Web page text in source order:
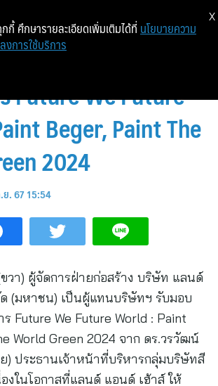
เฮ้าส์ รับมอบรางวัล
Future We Future
Beger, Paint The
2024
. 67 15:54
วา) ผู้จัดการฝ่ายก่อสร้าง บริษัท แลนด์
(มหาชน) เป็นผู้แทนบริษัทฯ รับมอบ
ร Future We Future World : Paint
World Green 2024 จาก ดร.วรวัฒน์
ประธานเจ้าหน้าที่บริหารกลุ่มบริษัทสี
องในโอกาสที่แลนด์ แอนด์ เฮ้าส์ ให้
กี้ ศึกษารายละเอียดเพิ่มเติมได้ที่ นโยบายความ
งการใช้บริการ
X